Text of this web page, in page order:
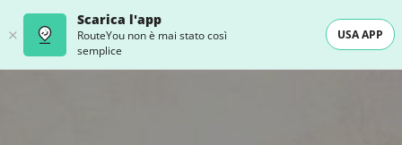
Scarica l'app
RouteYou non è mai stato così
semplice
USA APP